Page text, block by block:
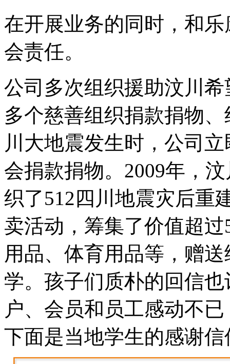
在开展业务的同时，和
会责任。
公司多次组织援助汶川
多个慈善组织捐款捐物
川大地震发生时，公司
会捐款捐物。2009年，
织了512四川地震灾后重
卖活动，筹集了价值超
用品、体育用品等，赠
学。孩子们质朴的回信
户、会员和员工感动不
下面是当地学生的感谢信